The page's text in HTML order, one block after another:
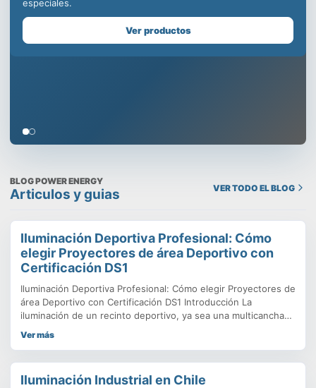
Somos especialistas en equipos de iluminación comercial,
para la minería, centros deportivos y educacionales, con
productos como campanas LED industriales, paneles led para
BLOG POWER ENERGY
Articulos y guias VER TODO EL BLOG
Iluminación Deportiva Profesional: Cómo
elegir Proyectores de área Deportivo con
Certificación DS1
Iluminación Deportiva Profesional: Cómo elegir Proyectores de
área Deportivo con Certificación DS1 Introducción La
iluminación de un recinto deportivo, ya sea una multicancha
vecinal o un estadio de alta competencia, no se trata solo de
que
Ver más
Iluminación Industrial en Chile